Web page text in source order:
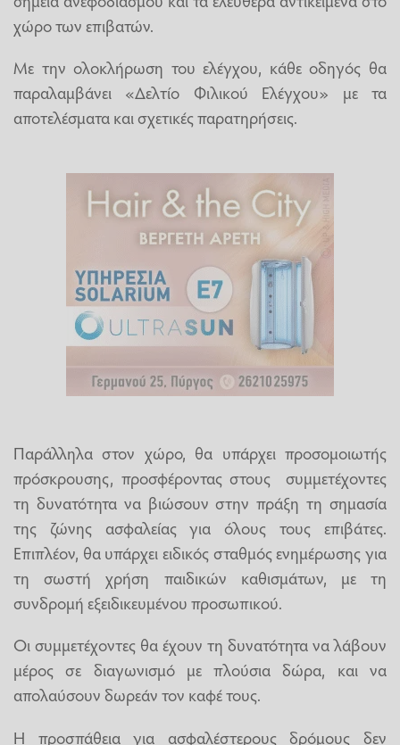
χώρο των επιβατών.
Με την ολοκλήρωση του ελέγχου, κάθε οδηγός θα
παραλαμβάνει «Δελτίο Φιλικού Ελέγχου» με τα
αποτελέσματα και σχετικές παρατηρήσεις.
Παράλληλα στον χώρο, θα υπάρχει προσομοιωτής
πρόσκρουσης, προσφέροντας στους συμμετέχοντες
τη δυνατότητα να βιώσουν στην πράξη τη σημασία
της ζώνης ασφαλείας για όλους τους επιβάτες.
Επιπλέον, θα υπάρχει ειδικός σταθμός ενημέρωσης για
τη σωστή χρήση παιδικών καθισμάτων, με τη
συνδρομή εξειδικευμένου προσωπικού.
Οι συμμετέχοντες θα έχουν τη δυνατότητα να λάβουν
μέρος σε διαγωνισμό με πλούσια δώρα, και να
απολαύσουν δωρεάν τον καφέ τους.
Η προσπάθεια για ασφαλέστερους δρόμους δεν